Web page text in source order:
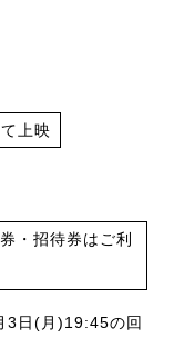
上映
・招待券はご利
3日(月)19:45の回